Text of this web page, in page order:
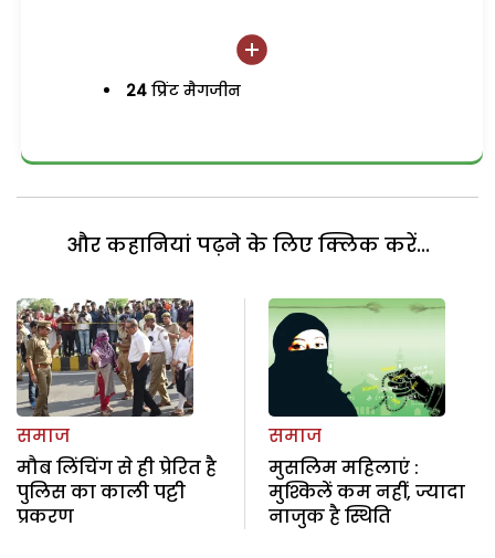
24 प्रिंट मैगजीन
और कहानियां पढ़ने के लिए क्लिक करें...
समाज
मौब लिंचिंग से ही प्रेरित है
पुलिस का काली पट्टी
प्रकरण
समाज
मुसलिम महिलाएं :
मुश्किलें कम नहीं, ज्यादा
नाजुक है स्थिति